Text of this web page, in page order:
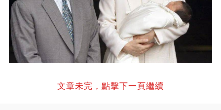
文章未完，點擊下一頁繼續